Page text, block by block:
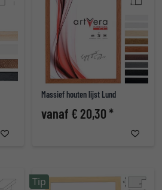
Massief houten lijst Lund
vanaf € 20,30 *
Tip